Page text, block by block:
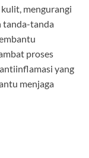
mengurangi
tanda-tanda
proses
yang
menjaga